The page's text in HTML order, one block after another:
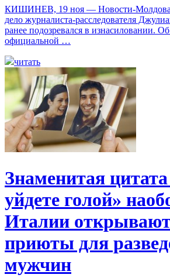
КИШИНЕВ, 19 ноя — Новости-
дело журналиста-расследователя
ранее подозревался в изнасиловании.
официальной …
читать
Знаменитая
уйдете голой»
Италии
приюты для
мужчин